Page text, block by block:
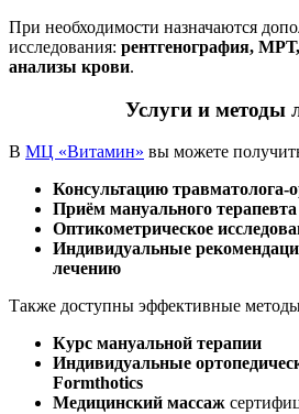
При необходимости назначаются
исследования: рентгенография,
анализы крови.
Услуги и методы
В МЦ «Витамин» вы можете
Консультацию травматолога-
Приём мануального терапевта
Оптикометрическое
Индивидуальные
лечению
Также доступны эффективные
Курс мануальной терапии
Индивидуальные
Formthotics
Медицинский массаж